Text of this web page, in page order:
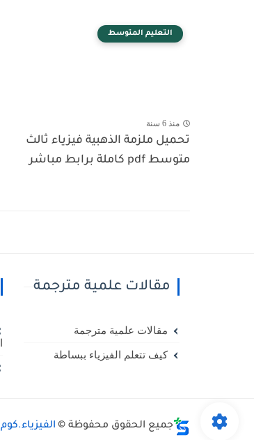
التعليم المتوسط
منذ 6 سنة
تحميل ملزمة الذهبية فيزياء ثالث
متوسط pdf كاملة برابط مباشر
مقالات علمية مترجمة
مقالات علمية مترجمة
كيف تتعلم الفيزياء ببساطة
جميع الحقوق محفوظة © الفيزياء.كوم